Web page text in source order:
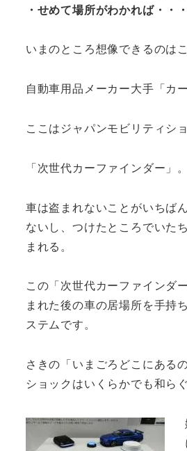
・せめて場所がわかれば・・・
いまのところ想像できるのは
自動車用品メーカー大手「カ
ここはジャパンモビリティシ
「次世代カーファインダー」。
車は盗まれないことがいちば
ないし、つけたところでいた
まれる。
この「次世代カーファインダ
まれた後の車の居場所を手持
ステムです。
さきの「いまごろどこにある
ショックはいくらかでも和ら